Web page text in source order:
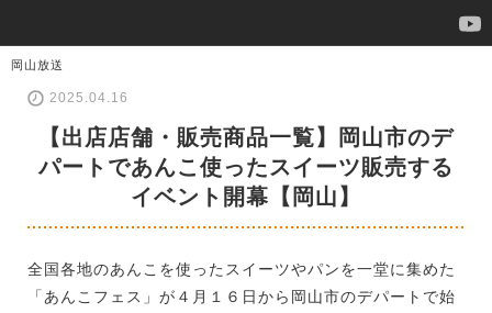
岡山放送
2025.04.16
【出店店舗・販売商品一覧】岡山市のデ
パートであんこ使ったスイーツ販売する
イベント開幕【岡山】
全国各地のあんこを使ったスイーツやパンを一堂に集めた
「あんこフェス」が４月１６日から岡山市のデパートで始